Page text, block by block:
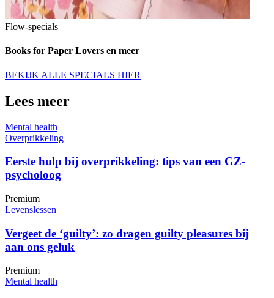
Flow-specials
Books for Paper Lovers en meer
BEKIJK ALLE SPECIALS HIER
Lees meer
Mental health
Overprikkeling
Eerste hulp bij overprikkeling: tips van een GZ-
psycholoog
Premium
Levenslessen
Vergeet de ‘guilty’: zo dragen guilty pleasures bij
aan ons geluk
Premium
Mental health